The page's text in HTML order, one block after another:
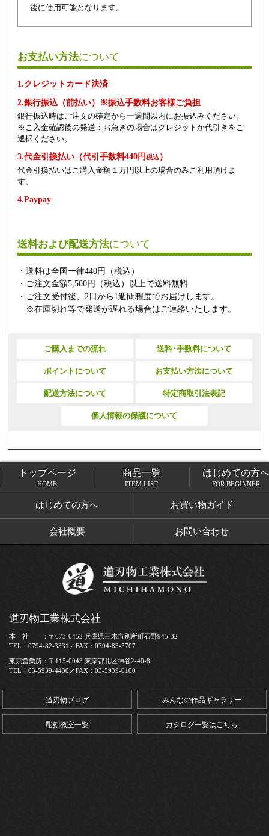
後に使用可能となります。
お支払い方法について
1.クレジットカード決済
2.銀行振込（前払い）※振込手数料お客様ご負担
銀行振込時はご注文の確定から一週間以内にお振込みください。
※ご入金確認後の発送：お急ぎの場合はクレジットか代引きをご
選択ください。
3.代金引換払い（代引手数料440円税込）
代金引換払いはご購入金額１万円以上の場合のみご利用頂けま
す。
4.Paypay
送料および配送方法について
・送料は全国一律440円（税込）
・ご注文金額5,500円（税込）以上で送料無料
・ご注文受付後、2日から1週間程度でお届けします。
※在庫切れ等で発送が遅れる場合はご連絡いたします。
ご購入までの流れ 送料･手数料について
ポイントについて お支払い方法について
配送方法について 特定商取引法表記
個人情報の保護について
トップページ 商品一覧
はじめての方へ お買い物ガイド
会社概要 お問い合わせ
トップページ
HOME
商品一覧
ITEM LIST
はじめての方へ
FOR BEGINNER
道刃物工業株式会社
本 社 ：〒673-0452 兵庫県三木市別所町石野945-32
TEL：0794-82-3331／FAX：0794-83-5707
東京営業所：〒115-0043 東京都北区神谷2-40-8
TEL：03-5939-4430／FAX：03-5939-6100
道刃物ブログ みんなの作品ギャラリー
彫刻教室一覧 カタログ一覧はこちら